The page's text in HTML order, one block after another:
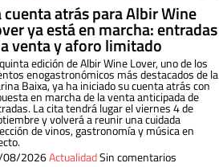
cuenta atrás para Albir Wine
ya está en marcha: entradas
venta y aforo limitado
edición de Albir Wine Lover, uno de los
enogastronómicos más destacados de la
Baixa, ya ha iniciado su cuenta atrás con
en marcha de la venta anticipada de
La cita tendrá lugar el viernes 4 de
y volverá a reunir una cuidada
de vinos, gastronomía y música en
2026ActualidadSin comentarios